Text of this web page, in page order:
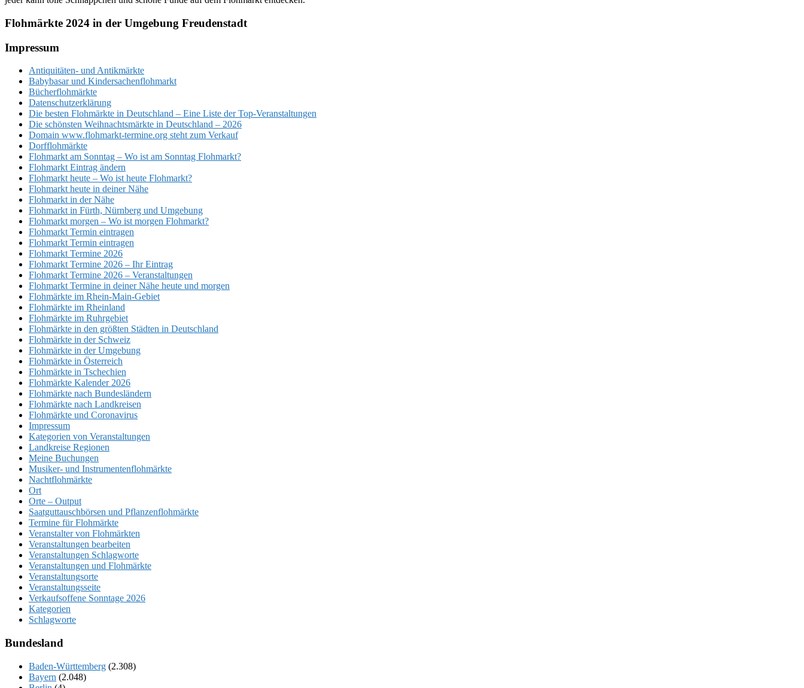
Flohmärkte 2024 in der Umgebung Freudenstadt
Footer
Impressum
Antiquitäten- und Antikmärkte
Babybasar und Kindersachenflohmarkt
Bücherflohmärkte
Datenschutzerklärung
Die besten Flohmärkte in Deutschland – Eine Liste der Top-Veranstaltungen
Die schönsten Weihnachtsmärkte in Deutschland – 2026
Domain www.flohmarkt-termine.org steht zum Verkauf
Dorfflohmärkte
Flohmarkt am Sonntag – Wo ist am Sonntag Flohmarkt?
Flohmarkt Eintrag ändern
Flohmarkt heute – Wo ist heute Flohmarkt?
Flohmarkt heute in deiner Nähe
Flohmarkt in der Nähe
Flohmarkt in Fürth, Nürnberg und Umgebung
Flohmarkt morgen – Wo ist morgen Flohmarkt?
Flohmarkt Termin eintragen
Flohmarkt Termin eintragen
Flohmarkt Termine 2026
Flohmarkt Termine 2026 – Ihr Eintrag
Flohmarkt Termine 2026 – Veranstaltungen
Flohmarkt Termine in deiner Nähe heute und morgen
Flohmärkte im Rhein-Main-Gebiet
Flohmärkte im Rheinland
Flohmärkte im Ruhrgebiet
Flohmärkte in den größten Städten in Deutschland
Flohmärkte in der Schweiz
Flohmärkte in der Umgebung
Flohmärkte in Österreich
Flohmärkte in Tschechien
Flohmärkte Kalender 2026
Flohmärkte nach Bundesländern
Flohmärkte nach Landkreisen
Flohmärkte und Coronavirus
Impressum
Kategorien von Veranstaltungen
Landkreise Regionen
Meine Buchungen
Musiker- und Instrumentenflohmärkte
Nachtflohmärkte
Ort
Orte – Output
Saatguttauschbörsen und Pflanzenflohmärkte
Termine für Flohmärkte
Veranstalter von Flohmärkten
Veranstaltungen bearbeiten
Veranstaltungen Schlagworte
Veranstaltungen und Flohmärkte
Veranstaltungsorte
Veranstaltungsseite
Verkaufsoffene Sonntage 2026
Kategorien
Schlagworte
Bundesland
Baden-Württemberg (2.308)
Bayern (2.048)